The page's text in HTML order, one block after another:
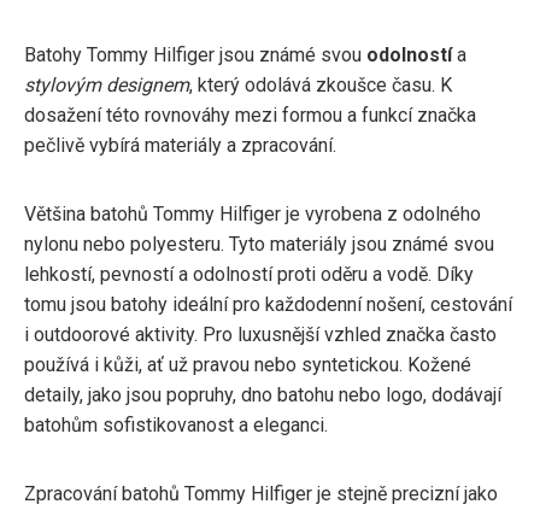
Batohy Tommy Hilfiger jsou známé svou odolnostía
stylovým designem, který odolává zkoušce času. K
dosažení této rovnováhy mezi formou a funkcí značka
pečlivě vybírá materiály a zpracování.
Většina batohů Tommy Hilfiger je vyrobena z odolného
nylonu nebo polyesteru. Tyto materiály jsou známé svou
lehkostí, pevností a odolností proti oděru a vodě. Díky
tomu jsou batohy ideální pro každodenní nošení, cestování
i outdoorové aktivity. Pro luxusnější vzhled značka často
používá i kůži, ať už pravou nebo syntetickou. Kožené
detaily, jako jsou popruhy, dno batohu nebo logo, dodávají
batohům sofistikovanost a eleganci.
Zpracování batohů Tommy Hilfiger je stejně precizní jako